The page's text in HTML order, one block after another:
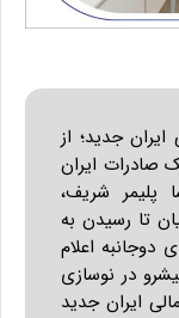
جدید؛ از
صادرات ایران
پلیمر شریف،
تا رسیدن به
اعلام
در نوسازی
ایران جدید